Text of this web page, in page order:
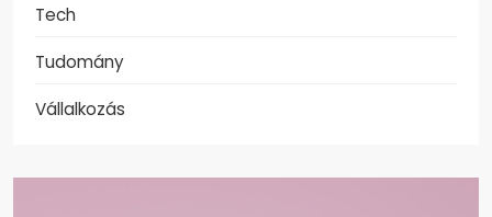
Tech
Tudomány
Vállalkozás